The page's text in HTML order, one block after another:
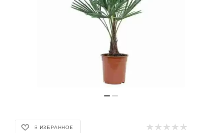
В ИЗБРАННОЕ